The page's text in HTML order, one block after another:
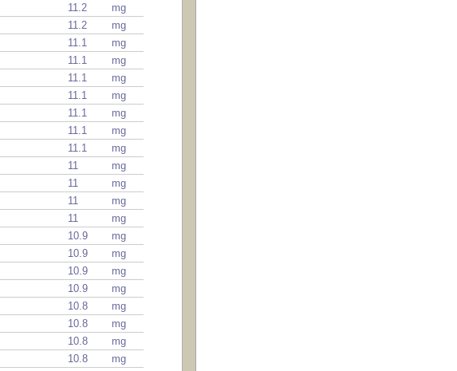
11.2
mg
11.2
mg
11.1
mg
11.1
mg
11.1
mg
11.1
mg
11.1
mg
11.1
mg
11.1
mg
11
mg
11
mg
11
mg
11
mg
10.9
mg
10.9
mg
10.9
mg
10.9
mg
10.8
mg
10.8
mg
10.8
mg
10.8
mg